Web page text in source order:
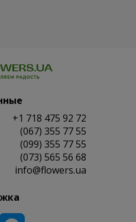
+1 718 475 92 72
(067) 355 77 55
(099) 355 77 55
(073) 565 56 68
info@flowers.ua